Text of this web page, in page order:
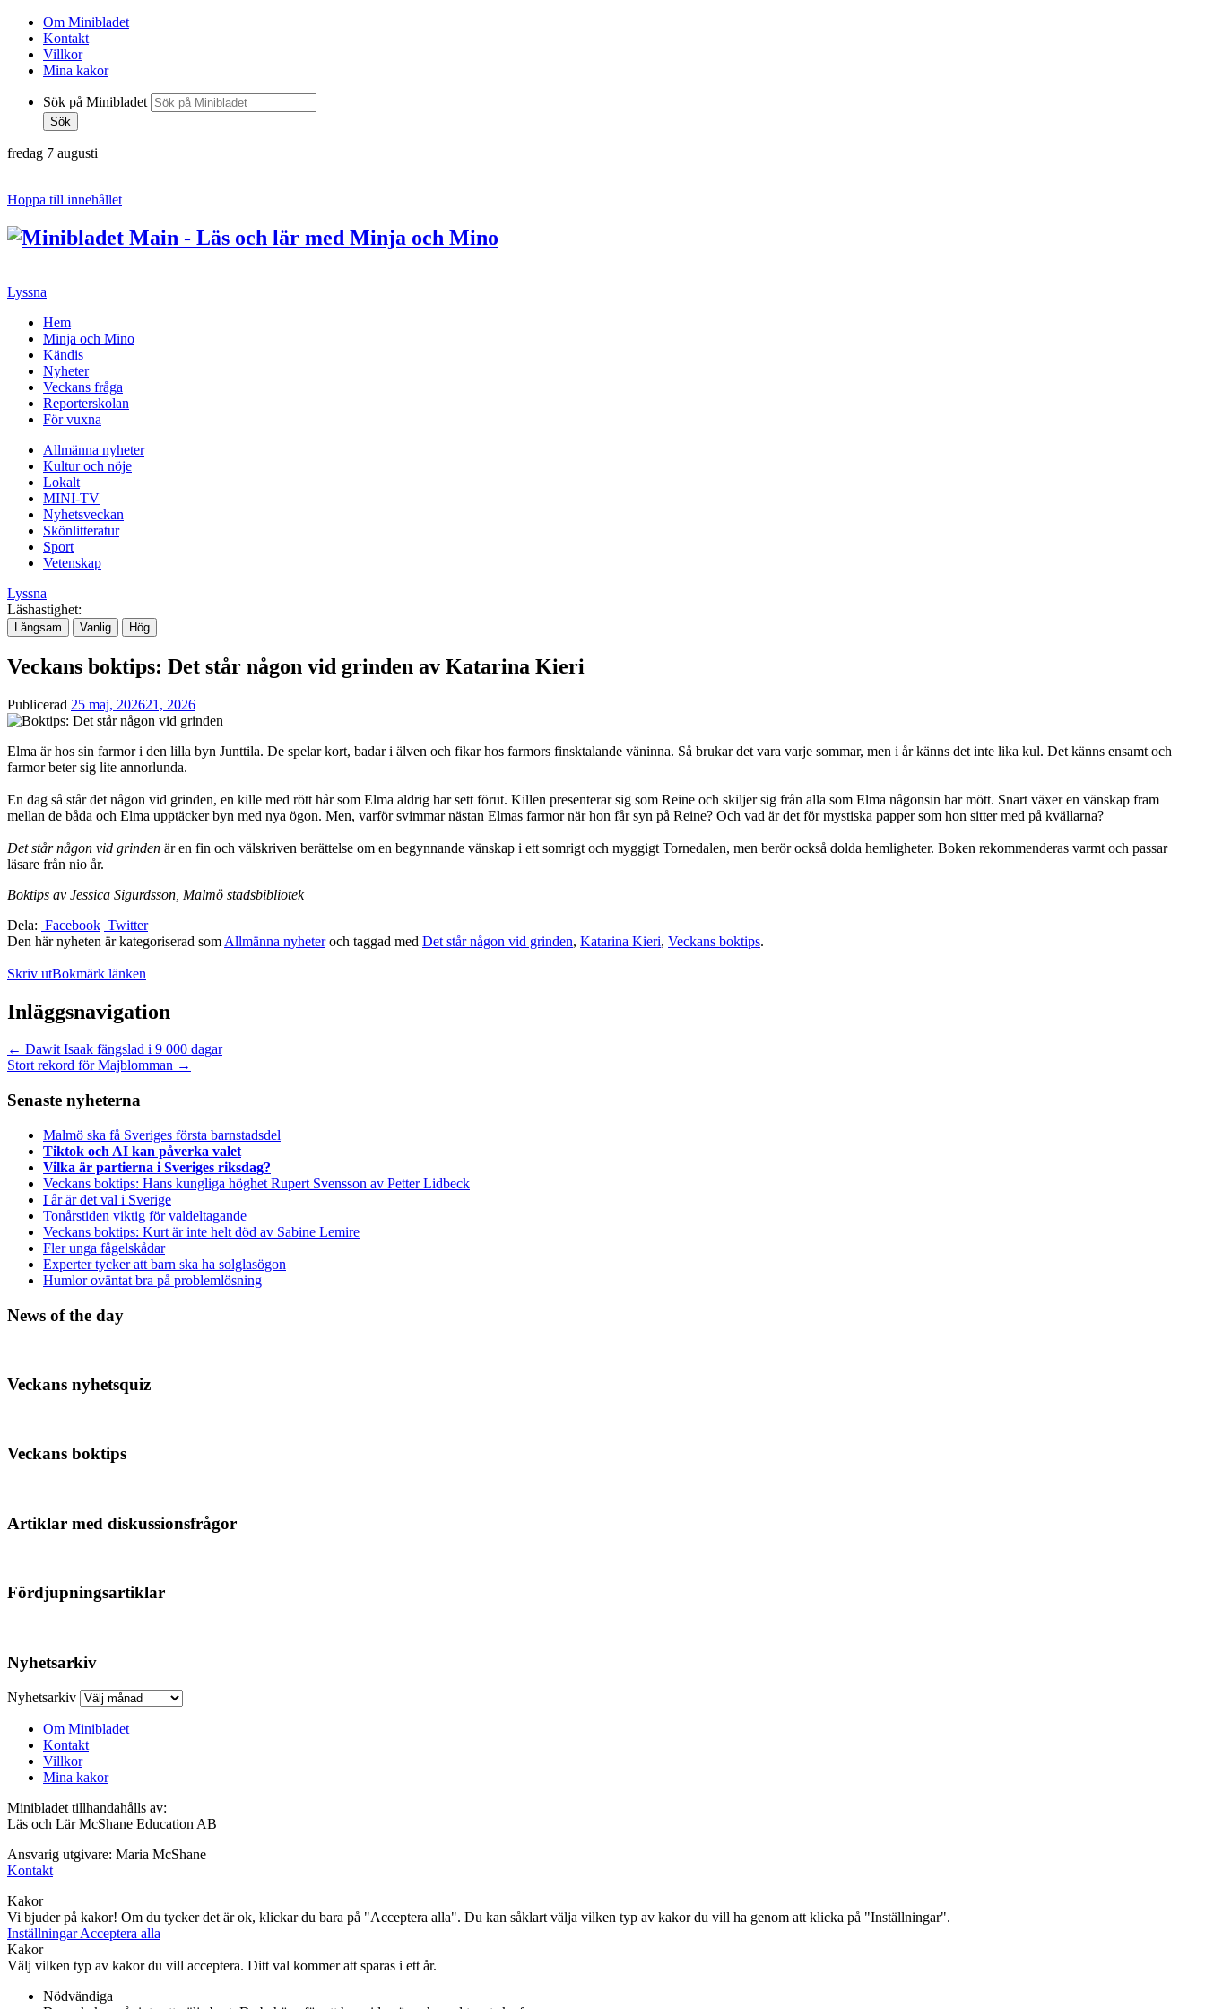
Om Minibladet
Kontakt
Villkor
Mina kakor
Sök på Minibladet
Sök
fredag 7 augusti
Hoppa till innehållet
Lyssna
Hem
Minja och Mino
Kändis
Nyheter
Veckans fråga
Reporterskolan
För vuxna
Allmänna nyheter
Kultur och nöje
Lokalt
MINI-TV
Nyhetsveckan
Skönlitteratur
Sport
Vetenskap
Lyssna
Läshastighet:
Långsam Vanlig Hög
Veckans boktips: Det står någon vid grinden av Katarina Kieri
Publicerad 25 maj, 202621, 2026
Elma är hos sin farmor i den lilla byn Junttila. De spelar kort, badar i älven och fikar hos farmors finsktalande väninna. Så brukar det vara varje sommar, men i år känns det inte lika kul. Det känns ensamt och
farmor beter sig lite annorlunda.
En dag så står det någon vid grinden, en kille med rött hår som Elma aldrig har sett förut. Killen presenterar sig som Reine och skiljer sig från alla som Elma någonsin har mött. Snart växer en vänskap fram
mellan de båda och Elma upptäcker byn med nya ögon. Men, varför svimmar nästan Elmas farmor när hon får syn på Reine? Och vad är det för mystiska papper som hon sitter med på kvällarna?
Det står någon vid grinden är en fin och välskriven berättelse om en begynnande vänskap i ett somrigt och myggigt Tornedalen, men berör också dolda hemligheter. Boken rekommenderas varmt och passar
läsare från nio år.
Boktips av Jessica Sigurdsson, Malmö stadsbibliotek
Dela: Facebook Twitter
Den här nyheten är kategoriserad som Allmänna nyheteroch taggad med Det står någon vid grinden, Katarina Kieri, Veckans boktips.
Skriv utBokmärk länken
Inläggsnavigation
← Dawit Isaak fängslad i 9 000 dagar
Stort rekord för Majblomman →
Senaste nyheterna
Malmö ska få Sveriges första barnstadsdel
Tiktok och AI kan påverka valet
Vilka är partierna i Sveriges riksdag?
Veckans boktips: Hans kungliga höghet Rupert Svensson av Petter Lidbeck
I år är det val i Sverige
Tonårstiden viktig för valdeltagande
Veckans boktips: Kurt är inte helt död av Sabine Lemire
Fler unga fågelskådar
Experter tycker att barn ska ha solglasögon
Humlor oväntat bra på problemlösning
News of the day
Veckans nyhetsquiz
Veckans boktips
Artiklar med diskussionsfrågor
Fördjupningsartiklar
Nyhetsarkiv
Nyhetsarkiv
Om Minibladet
Kontakt
Villkor
Mina kakor
Minibladet tillhandahålls av:
Läs och Lär McShane Education AB
Ansvarig utgivare: Maria McShane
Kontakt
Kakor
Vi bjuder på kakor! Om du tycker det är ok, klickar du bara på "Acceptera alla". Du kan såklart välja vilken typ av kakor du vill ha genom att klicka på "Inställningar".
InställningarAcceptera alla
Kakor
Välj vilken typ av kakor du vill acceptera. Ditt val kommer att sparas i ett år.
Nödvändiga